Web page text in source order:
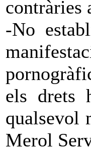
contràries
-No
els drets
qualsevol
Merol